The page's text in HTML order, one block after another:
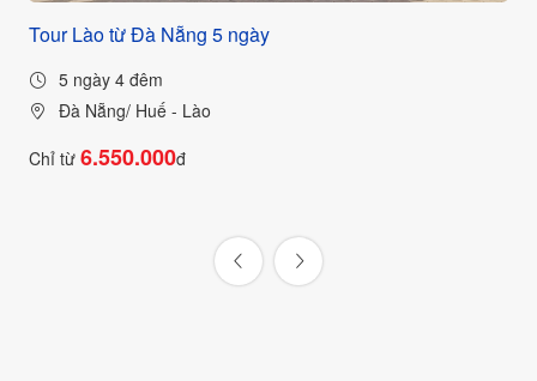
Tour Lào từ Đà Nẵng 5 ngày
5 ngày 4 đêm
Đà Nẵng/ Huế - Lào
Chỉ từ 6.550.000đ